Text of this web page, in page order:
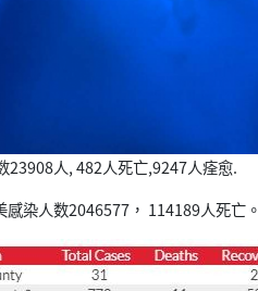
23908人, 482人死亡,9247人痊愈.
染人数2046577， 114189人死亡。